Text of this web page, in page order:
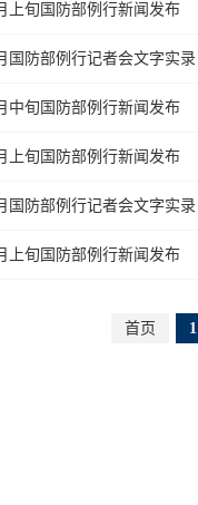
上旬国防部例行新闻发布
国防部例行记者会文字实录
中旬国防部例行新闻发布
上旬国防部例行新闻发布
国防部例行记者会文字实录
上旬国防部例行新闻发布
首页 1